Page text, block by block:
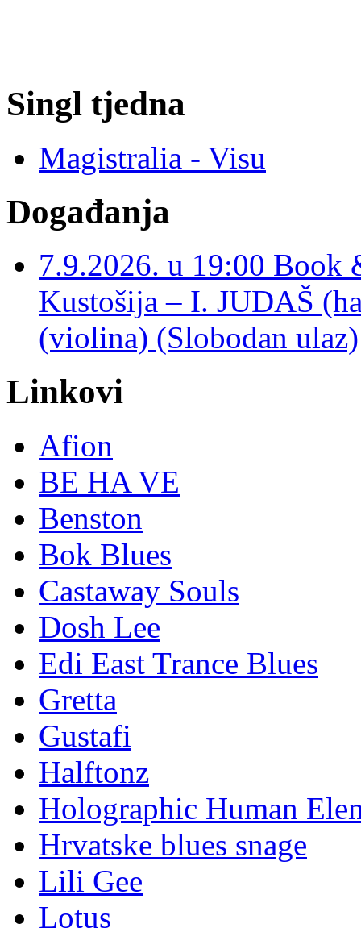
Singl tjedna
Magistralia - Visu
Događanja
7.9.2026. u 19:00 Book
Kustošija – I. JUDAŠ
(violina) (Slobodan ulaz)
Linkovi
Afion
BE HA VE
Benston
Bok Blues
Castaway Souls
Dosh Lee
Edi East Trance Blues
Gretta
Gustafi
Halftonz
Holographic Human
Hrvatske blues snage
Lili Gee
Lotus